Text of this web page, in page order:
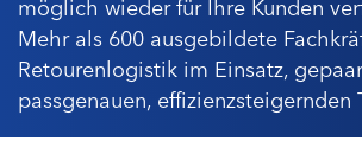
Mehr als 600 ausgebildete
Retourenlogistik im Einsatz,
passgenauen, effizienzsteigernden